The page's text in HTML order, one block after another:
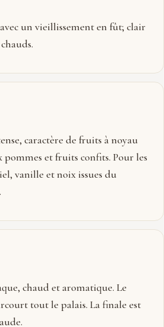
un vieillissement en fût; clair
caractère de fruits à noyau
pommes et fruits confits. Pour les
vanille et noix issues du
chaud et aromatique. Le
tout le palais. La finale est